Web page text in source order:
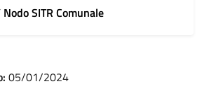
SITR Comunale
05/01/2024